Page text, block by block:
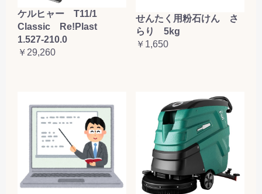
ケルヒャー T11/1
Classic Re!Plast
1.527-210.0
￥29,260
せんたく用粉石けん さ
らり 5kg
￥1,650